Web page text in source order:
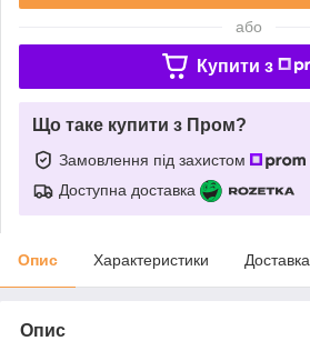
або
Купити з
Що таке купити з Пром?
Замовлення під захистом
Доступна доставка
Опис Характеристики Доставка
Опис